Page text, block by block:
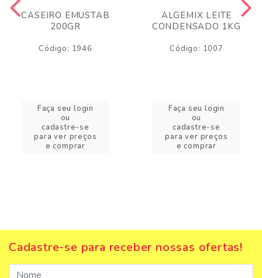
CASEIRO EMUSTAB
200GR
Código: 1946
Faça seu login
ou
cadastre-se
para ver preços
e comprar
ALGEMIX LEITE
CONDENSADO 1KG
Código: 1007
Faça seu login
ou
cadastre-se
para ver preços
e comprar
Cadastre-se para receber nossas ofertas!